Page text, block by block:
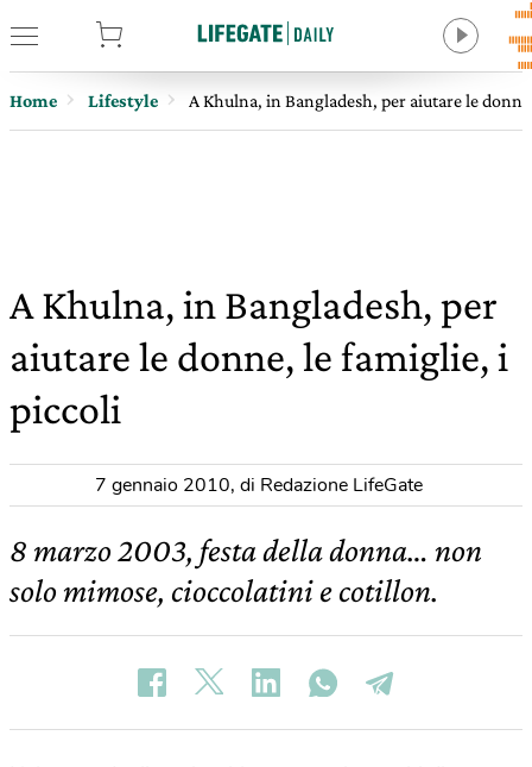
Home Lifestyle A Khulna, in Bangladesh, per aiutare le
A Khulna, in Bangladesh, per
aiutare le donne, le famiglie, i
piccoli
7 gennaio 2010, di Redazione LifeGate
8 marzo 2003, festa della donna… non
solo mimose, cioccolatini e cotillon.